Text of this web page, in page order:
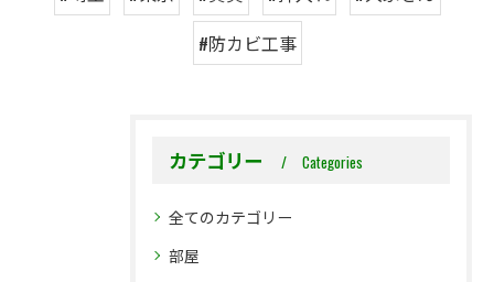
#防カビ工事
カテゴリー Categories
全てのカテゴリー
部屋